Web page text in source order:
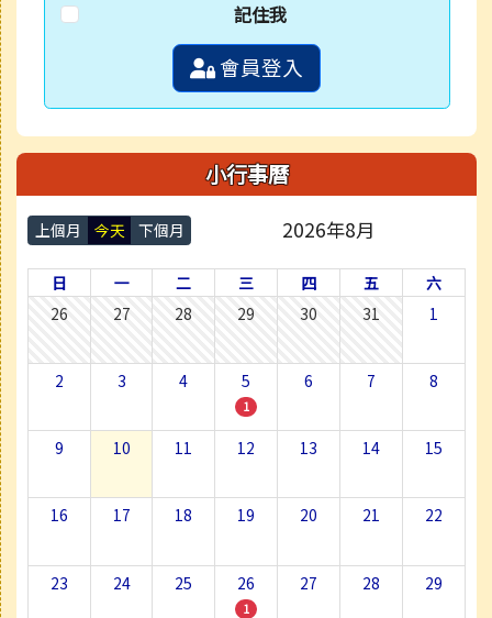
記住我
會員登入
小行事曆
上個月 今天 下個月 2026年8月
日 一 二 三 四 五
六
26
27 28 29 30 31 1
2 3 4 5
1
6 7 8
9 10 11 12 13 14 15
16 17 18 19 20 21 22
23 24 25 26
1
27 28 29